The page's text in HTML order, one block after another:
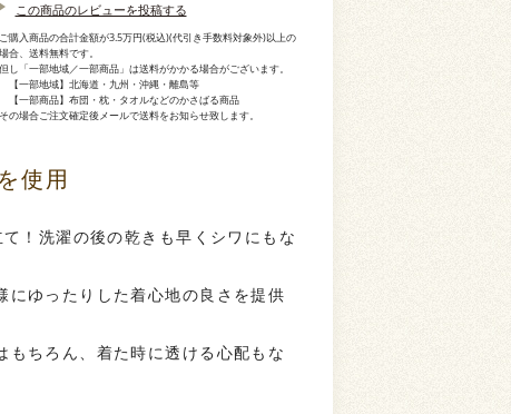
この商品のレビューを投稿する
ご購入商品の合計金額が3.5万円(税込)(代引き手数料対象外)以上の
場合、送料無料です。
但し「一部地域／一部商品」は送料がかかる場合がございます。
【一部地域】北海道・九州・沖縄・離島等
【一部商品】布団・枕・タオルなどのかさばる商品
その場合ご注文確定後メールで送料をお知らせ致します。
使用
！洗濯の後の乾きも早くシワにもな
にゆったりした着心地の良さを提供
もちろん、着た時に透ける心配もな